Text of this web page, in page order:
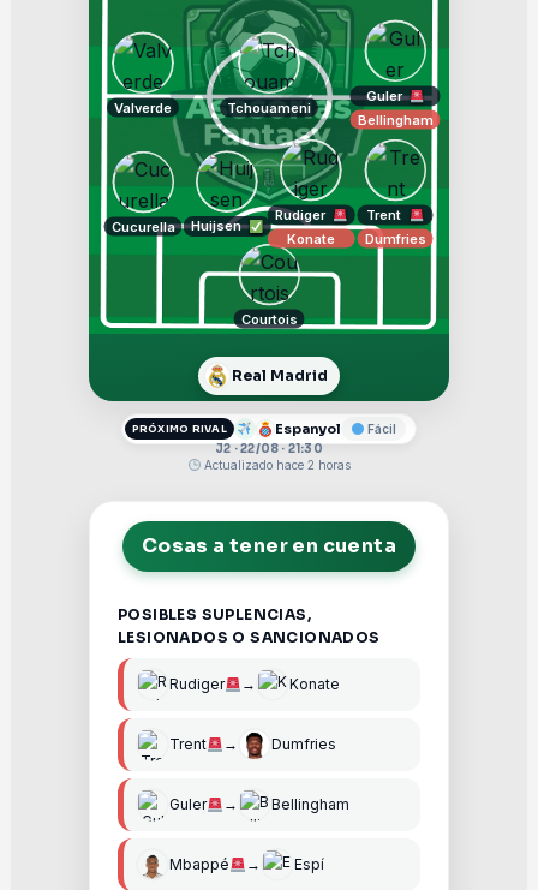
Courtois
Cucurella Huijsen
Rudiger
Konate
Trent
Dumfries
Valverde Tchouameni
Guler
Bellingham
Real Madrid
PRÓXIMO RIVAL Espanyol
Fácil
J2 · 22/08 · 21:30
Actualizado hace 2 horas
Cosas a tener en cuenta
POSIBLES SUPLENCIAS,
LESIONADOS O SANCIONADOS
Rudiger → Konate
Trent → Dumfries
Guler → Bellingham
Mbappé → Espí